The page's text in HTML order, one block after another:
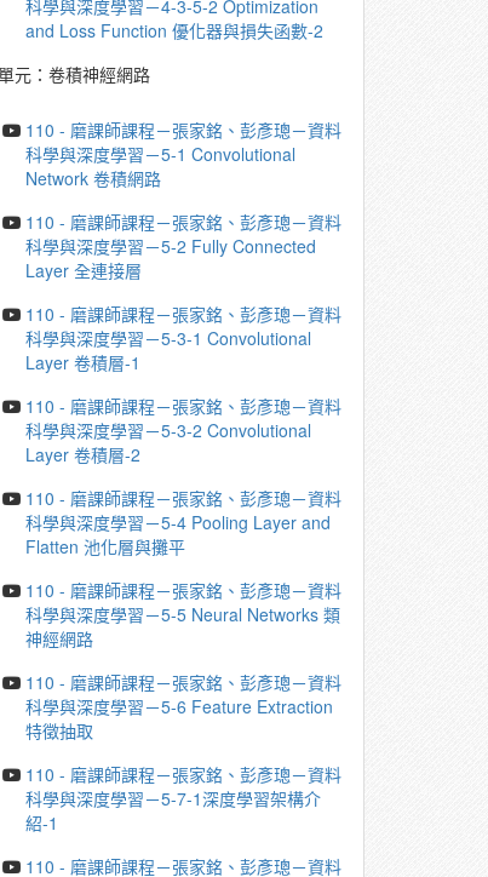
科學與深度學習－4-3-5-2 Optimization
and Loss Function 優化器與損失函數-2
元：卷積神經網路
110 - 磨課師課程－張家銘、彭彥璁－資料
科學與深度學習－5-1 Convolutional
Network 卷積網路
110 - 磨課師課程－張家銘、彭彥璁－資料
科學與深度學習－5-2 Fully Connected
Layer 全連接層
110 - 磨課師課程－張家銘、彭彥璁－資料
科學與深度學習－5-3-1 Convolutional
Layer 卷積層-1
110 - 磨課師課程－張家銘、彭彥璁－資料
科學與深度學習－5-3-2 Convolutional
Layer 卷積層-2
110 - 磨課師課程－張家銘、彭彥璁－資料
科學與深度學習－5-4 Pooling Layer and
Flatten 池化層與攤平
110 - 磨課師課程－張家銘、彭彥璁－資料
科學與深度學習－5-5 Neural Networks 類
神經網路
110 - 磨課師課程－張家銘、彭彥璁－資料
科學與深度學習－5-6 Feature Extraction
特徵抽取
110 - 磨課師課程－張家銘、彭彥璁－資料
科學與深度學習－5-7-1深度學習架構介
紹-1
110 - 磨課師課程－張家銘、彭彥璁－資料